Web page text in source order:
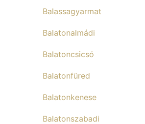
Balassagyarmat
Balatonalmádi
Balatoncsicsó
Balatonfüred
Balatonkenese
Balatonszabadi